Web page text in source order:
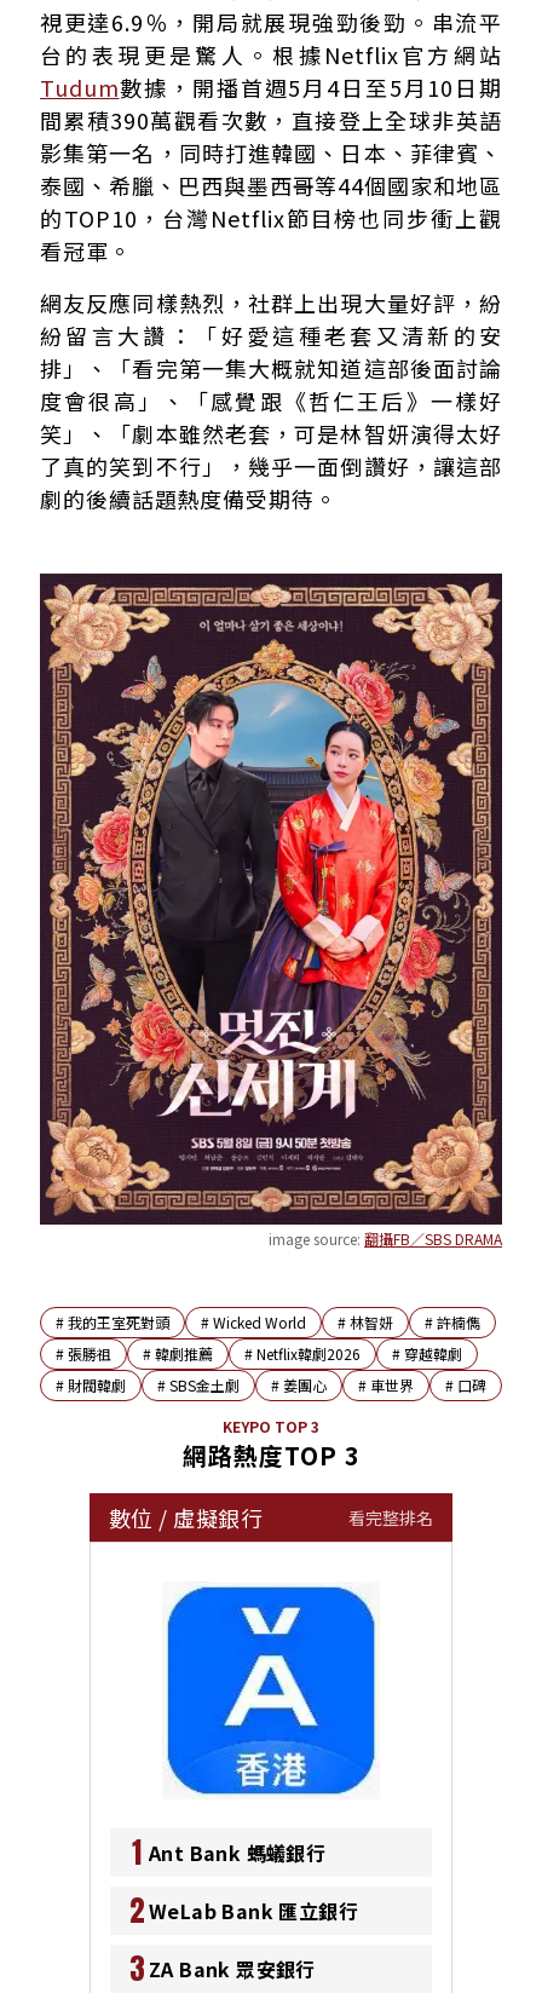
視更達6.9％，開局就展現強勁後勁。串流平
台的表現更是驚人。根據Netflix官方網站
Tudum數據，開播首週5月4日至5月10日期
間累積390萬觀看次數，直接登上全球非英語
影集第一名，同時打進韓國、日本、菲律賓、
泰國、希臘、巴西與墨西哥等44個國家和地區
的TOP10，台灣Netflix節目榜也同步衝上觀
看冠軍。
網友反應同樣熱烈，社群上出現大量好評，紛
紛留言大讚：「好愛這種老套又清新的安
排」、「看完第一集大概就知道這部後面討論
度會很高」、「感覺跟《哲仁王后》一樣好
笑」、「劇本雖然老套，可是林智妍演得太好
了真的笑到不行」，幾乎一面倒讚好，讓這部
劇的後續話題熱度備受期待。
image source: 翻攝FB／SBS DRAMA
#我的王室死對頭 #Wicked World #林智妍 #許楠儁
#張勝祖 #韓劇推薦 #Netflix韓劇2026 # 穿越韓劇
# 財閥韓劇 #SBS金土劇 # 姜團心 # 車世界 # 口碑
KEYPO TOP 3
網路熱度TOP 3
數位 / 虛擬銀行 看完整排名
1 Ant Bank 螞蟻銀行
2WeLab Bank 匯立銀行
3 ZA Bank 眾安銀行